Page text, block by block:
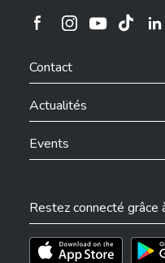
Ville de Differdange
Contact
Actualités
Events
Restez connecté grâce
Téléchargez l'app sur